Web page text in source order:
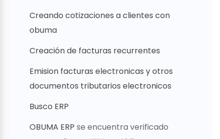
Creando cotizaciones a clientes con
obuma
Creación de facturas recurrentes
Emision facturas electronicas y otros
documentos tributarios electronicos
Busco ERP
OBUMA ERP se encuentra verificado